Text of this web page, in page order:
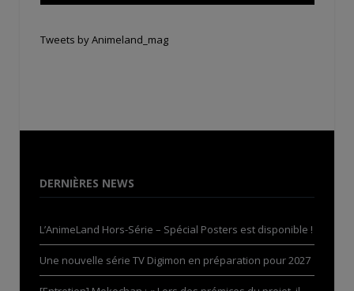
Tweets by Animeland_mag
DERNIÈRES NEWS
L’AnimeLand Hors-Série – Spécial Posters est disponible !
Une nouvelle série TV Digimon en préparation pour 2027